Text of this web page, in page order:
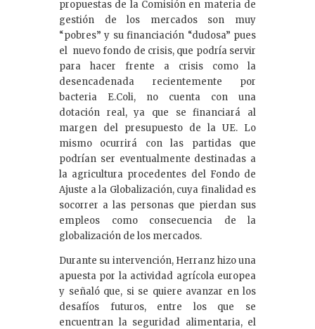
propuestas de la Comisión en materia de
gestión de los mercados son muy
“pobres” y su financiación “dudosa” pues
el nuevo fondo de crisis, que podría servir
para hacer frente a crisis como la
desencadenada recientemente por
bacteria E.Coli, no cuenta con una
dotación real, ya que se financiará al
margen del presupuesto de la UE. Lo
mismo ocurrirá con las partidas que
podrían ser eventualmente destinadas a
la agricultura procedentes del Fondo de
Ajuste a la Globalización, cuya finalidad es
socorrer a las personas que pierdan sus
empleos como consecuencia de la
globalización de los mercados.
Durante su intervención, Herranz hizo una
apuesta por la actividad agrícola europea
y señaló que, si se quiere avanzar en los
desafíos futuros, entre los que se
encuentran la seguridad alimentaria, el